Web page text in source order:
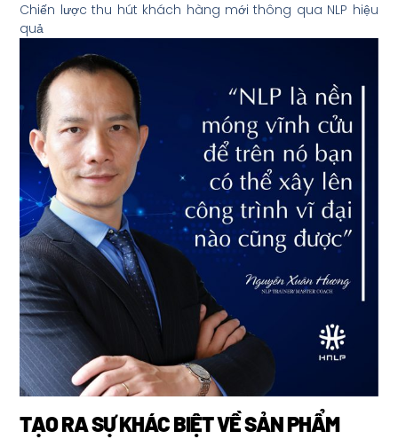
Chiến lược thu hút khách hàng mới thông qua NLP hiệu
quả
TẠO RA SỰ KHÁC BIỆT VỀ SẢN PHẨM